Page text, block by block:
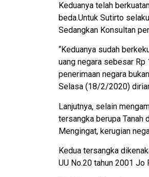
Keduanya telah
beda.Untuk Sutirto
Sedangkan Konsultan
“Keduanya sudah
uang negara sebesar
penerimaan negara
Selasa (18/2/2020)
Lanjutnya, selain
tersangka berupa Tanah
Mengingat, kerugian
Kedua tersangka
UU No.20 tahun 2001 Jo